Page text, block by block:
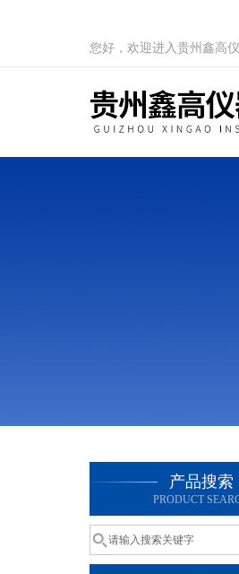
您好，欢迎进入贵州鑫高
产品搜索
PRODUCT